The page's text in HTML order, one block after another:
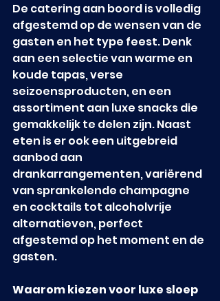
De catering aan boord is volledig
afgestemd op de wensen van de
gasten en het type feest. Denk
aan een selectie van warme en
koude tapas, verse
seizoensproducten, en een
assortiment aan luxe snacks die
gemakkelijk te delen zijn. Naast
eten is er ook een uitgebreid
aanbod aan
drankarrangementen, variërend
van sprankelende champagne
en cocktails tot alcoholvrije
alternatieven, perfect
afgestemd op het moment en de
gasten.
Waarom kiezen voor luxe sloep